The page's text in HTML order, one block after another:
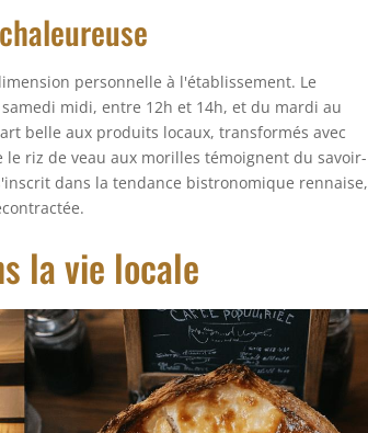
personnelle à l'établissement. Le
midi, entre 12h et 14h, et du mardi au
belle aux produits locaux, transformés avec
riz de veau aux morilles témoignent du savoir-
dans la tendance bistronomique rennaise,
la vie locale